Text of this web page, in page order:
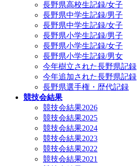
長野県高校生記録/女子
長野県中学生記録/男子
長野県中学生記録/女子
長野県小学生記録/男子
長野県小学生記録/女子
長野県小学生記録/男女
今年樹立された長野県記録
今年追加された長野県記録
長野県選手権・歴代記録
競技会結果
競技会結果2026
競技会結果2025
競技会結果2024
競技会結果2023
競技会結果2022
競技会結果2021